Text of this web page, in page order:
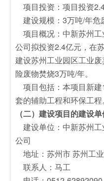
项目投资：项目投资
建设规模：3万吨/年危
项目概况：中新苏州
公司拟投资2.4亿元，在
建设苏州工业园区工业
险废物焚烧3万吨/年。
项目包括：本项目新
套的辅助工程和环保工程。
（二）建设项目的建设
建设单位：中新苏州
公司
地址：苏州市 苏州工
联系人：马工